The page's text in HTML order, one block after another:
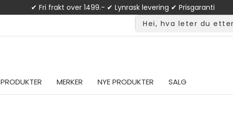
✔ Fri frakt over 1499.- ✔ Lynrask levering ✔ Prisgaranti
PRODUKTER MERKER NYE PRODUKTER SALG